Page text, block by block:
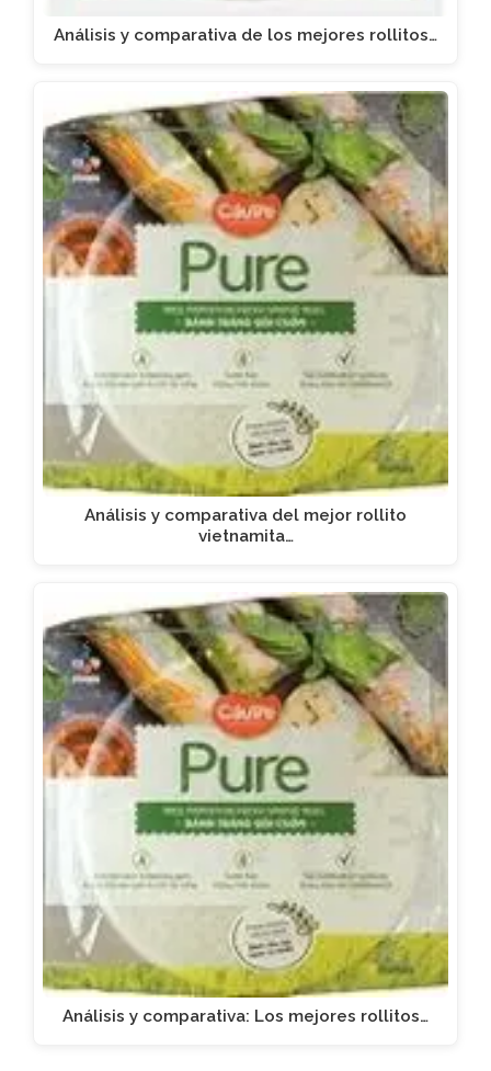
Análisis y comparativa de los mejores rollitos…
Análisis y comparativa del mejor rollito
vietnamita…
Análisis y comparativa: Los mejores rollitos…